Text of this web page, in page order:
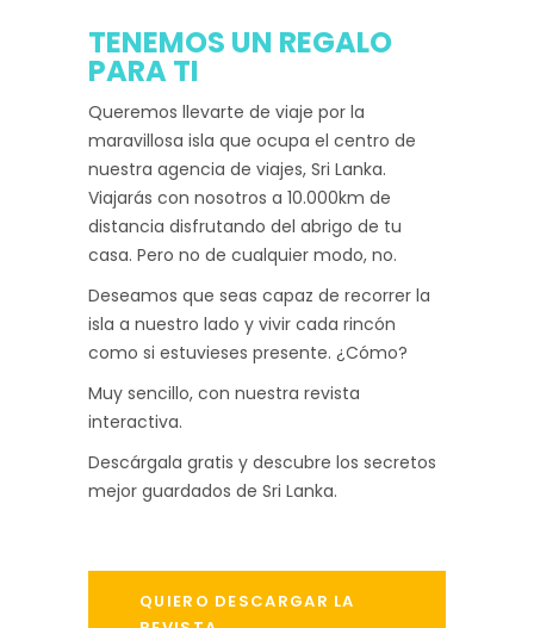
TENEMOS UN REGALO
PARA TI
Queremos llevarte de viaje por la
maravillosa isla que ocupa el centro de
nuestra agencia de viajes, Sri Lanka.
Viajarás con nosotros a 10.000km de
distancia disfrutando del abrigo de tu
casa. Pero no de cualquier modo, no.
Deseamos que seas capaz de recorrer la
isla a nuestro lado y vivir cada rincón
como si estuvieses presente. ¿Cómo?
Muy sencillo, con nuestra revista
interactiva.
Descárgala gratis y descubre los secretos
mejor guardados de Sri Lanka.
QUIERO DESCARGAR LA